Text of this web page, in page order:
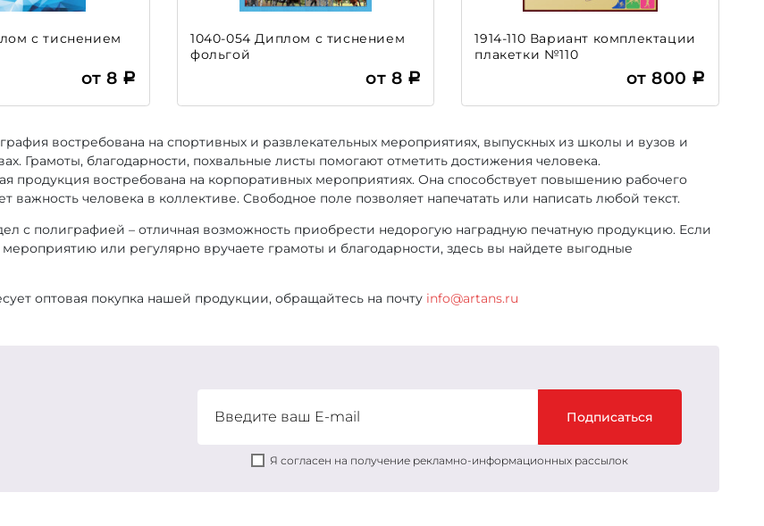
с тиснением
от 8
1040-054 Диплом с тиснением
фольгой
от 8
1914-110 Вариант комплектации
плакетки №110
от 800
востребована на спортивных и развлекательных мероприятиях, выпускных из школы и вузов и
Грамоты, благодарности, похвальные листы помогают отметить достижения человека.
продукция востребована на корпоративных мероприятиях. Она способствует повышению рабочего
важность человека в коллективе. Свободное поле позволяет напечатать или написать любой текст.
с полиграфией – отличная возможность приобрести недорогую наградную печатную продукцию. Если
мероприятию или регулярно вручаете грамоты и благодарности, здесь вы найдете выгодные
оптовая покупка нашей продукции, обращайтесь на почту info@artans.ru
Подписаться
Я согласен на получение рекламно-информационных рассылок